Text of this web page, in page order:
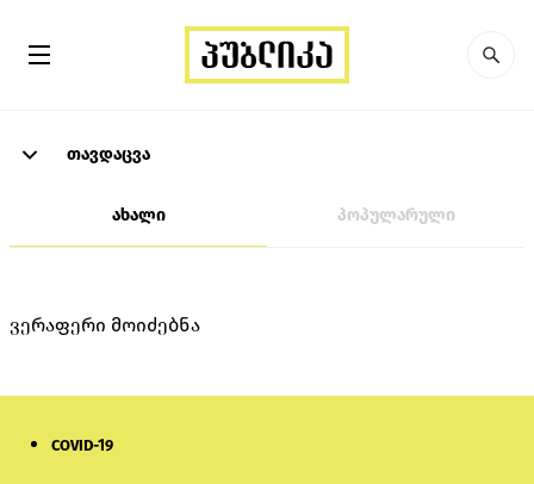
თავდაცვა
ახალი პოპულარული
ვერაფერი მოიძებნა
COVID-19